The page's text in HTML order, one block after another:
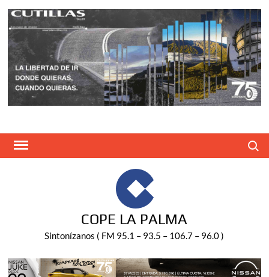
Saltar
contenido
COPE LA PALMA
Sintonízanos ( FM 95.1 – 93.5 – 106.7 – 96.0 )